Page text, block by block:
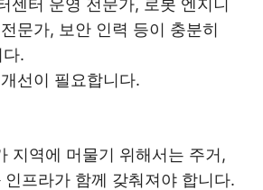
센터 운영 전문가, 로봇 엔지니
문가, 보안 인력 등이 충분히
.
선이 필요합니다.
지역에 머물기 위해서는 주거,
인프라가 함께 갖춰져야 합니다.